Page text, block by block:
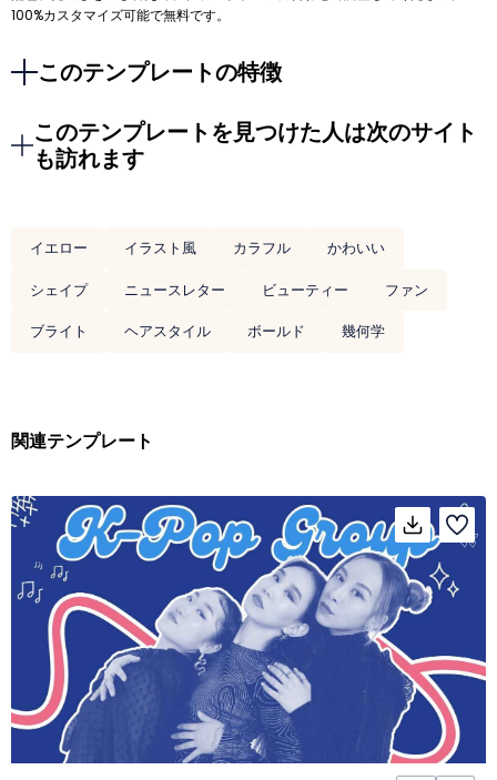
100%カスタマイズ可能で無料です。
このテンプレートの特徴
このテンプレートを見つけた人は次のサイト
も訪れます
イエロー イラスト風 カラフル
かわいい
シェイプ
ニュースレター ビューティー
ファン
ブライト
ヘアスタイル ボールド 幾何学
関連テンプレート